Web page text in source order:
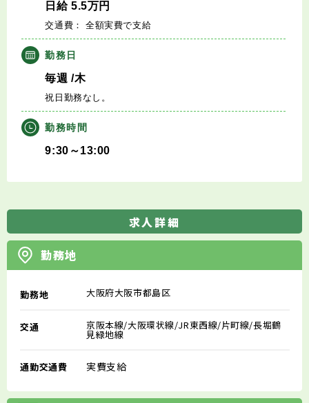
データで見る医師の平均年収
医師に役立つ取材記事
大学医局紹介
日給5.5万円
交通費： 全額実費で支給
勤務日
毎週 /木
祝日勤務なし。
勤務時間
9:30～13:00
求人詳細
勤務地
勤務地 大阪府大阪市都島区
交通 京阪本線/大阪環状線/JR東西線/片町線/長堀鶴
見緑地線
通勤交通費 実費支給